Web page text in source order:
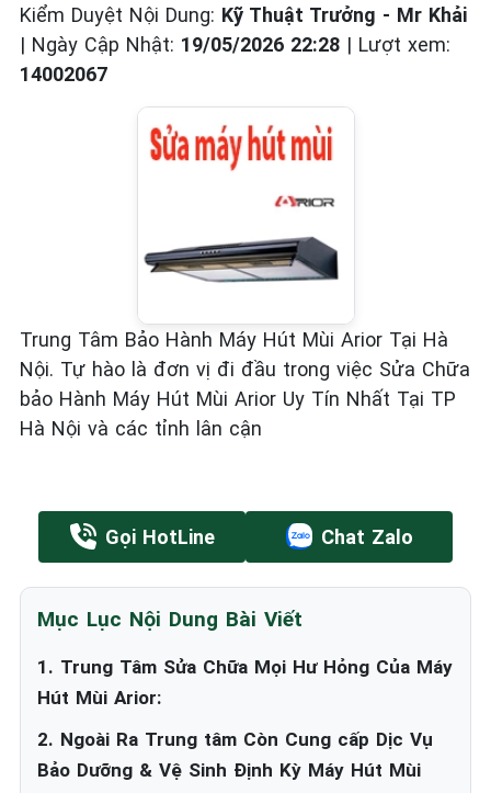
Kiểm Duyệt Nội Dung: Kỹ Thuật Trưởng - Mr Khải
| Ngày Cập Nhật: 19/05/2026 22:28 | Lượt xem:
14002067
Trung Tâm Bảo Hành Máy Hút Mùi Arior Tại Hà
Nội. Tự hào là đơn vị đi đầu trong việc Sửa Chữa
bảo Hành Máy Hút Mùi Arior Uy Tín Nhất Tại TP
Hà Nội và các tỉnh lân cận
Gọi HotLine Chat Zalo
Mục Lục Nội Dung Bài Viết
1. Trung Tâm Sửa Chữa Mọi Hư Hỏng Của Máy
Hút Mùi Arior:
2. Ngoài Ra Trung tâm Còn Cung cấp Dịc Vụ
Bảo Dưỡng & Vệ Sinh Định Kỳ Máy Hút Mùi